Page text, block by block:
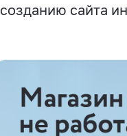
созданию сайта